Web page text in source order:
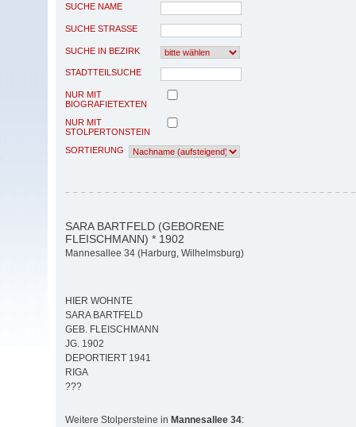
SUCHE NAME
SUCHE STRASSE
SUCHE IN BEZIRK
STADTTEILSUCHE
NUR MIT
BIOGRAFIETEXTEN
NUR MIT
STOLPERTONSTEIN
SORTIERUNG
SARA BARTFELD (GEBORENE
FLEISCHMANN) * 1902
Mannesallee 34 (Harburg, Wilhelmsburg)
HIER WOHNTE
SARA BARTFELD
GEB. FLEISCHMANN
JG. 1902
DEPORTIERT 1941
RIGA
???
Weitere Stolpersteine in Mannesallee 34: